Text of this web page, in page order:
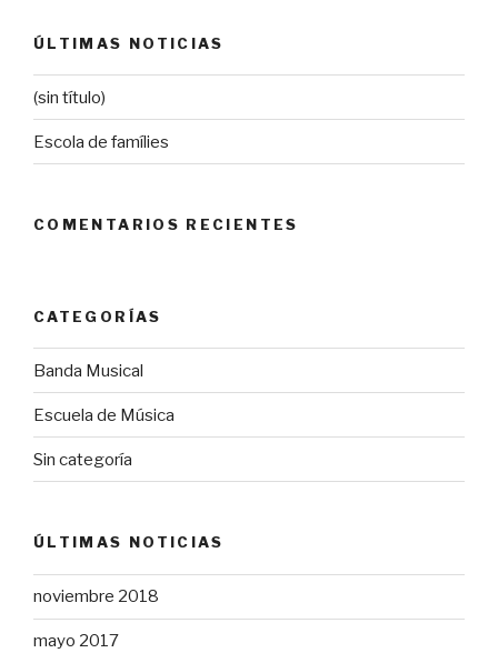
ÚLTIMAS NOTICIAS
(sin título)
Escola de famílies
COMENTARIOS RECIENTES
CATEGORÍAS
Banda Musical
Escuela de Música
Sin categoría
ÚLTIMAS NOTICIAS
noviembre 2018
mayo 2017